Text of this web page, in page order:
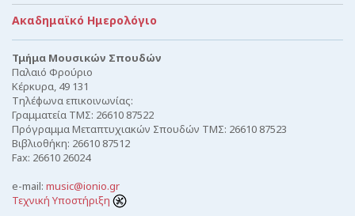
Ακαδημαϊκό Ημερολόγιο
Τμήμα Μουσικών Σπουδών
Παλαιό Φρούριο
Κέρκυρα, 49 131
Τηλέφωνα επικοινωνίας:
Γραμματεία ΤΜΣ: 26610 87522
Πρόγραμμα Μεταπτυχιακών Σπουδών ΤΜΣ: 26610 87523
Βιβλιοθήκη: 26610 87512
Fax: 26610 26024
e-mail: music@ionio.gr
Τεχνική Υποστήριξη